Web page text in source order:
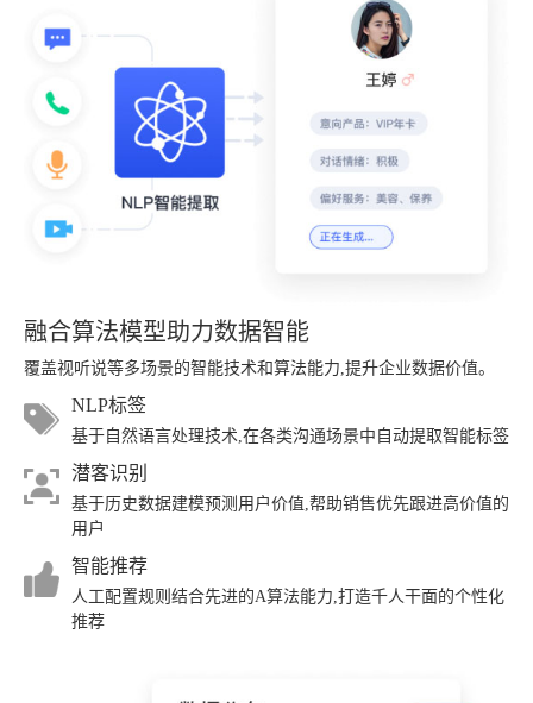
融合算法模型助力数据智能
覆盖视听说等多场景的智能技术和算法能力,提升企业数据价值。
NLP标签
基于自然语言处理技术,在各类沟通场景中自动提取智能标签
潜客识别
基于历史数据建模预测用户价值,帮助销售优先跟进高价值的
用户
智能推荐
人工配置规则结合先进的A算法能力,打造千人干面的个性化
推荐